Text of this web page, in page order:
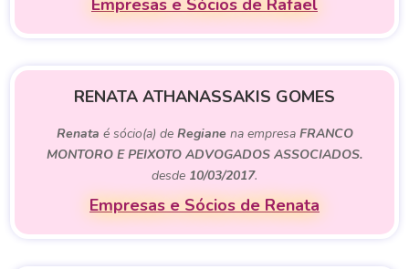
Empresas e Sócios de Rafael
RENATA ATHANASSAKIS GOMES
Renata é sócio(a) de Regiane na empresa FRANCO
MONTORO E PEIXOTO ADVOGADOS ASSOCIADOS.
desde 10/03/2017.
Empresas e Sócios de Renata